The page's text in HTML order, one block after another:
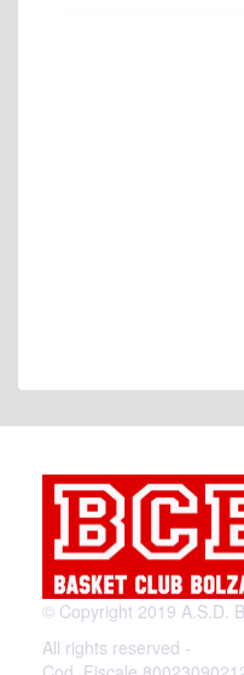
© Copyright 2019 A.S.D.
All rights reserved -